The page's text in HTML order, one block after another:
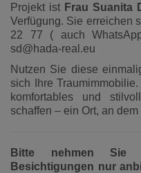
Projekt ist Frau Suanita
Verfügung. Sie erreichen
22 77 ( auch
sd@hada-real.eu
Nutzen Sie diese
sich Ihre
komfortables und
schaffen – ein Ort, an
Bitte nehmen Sie
Besichtigungen nur